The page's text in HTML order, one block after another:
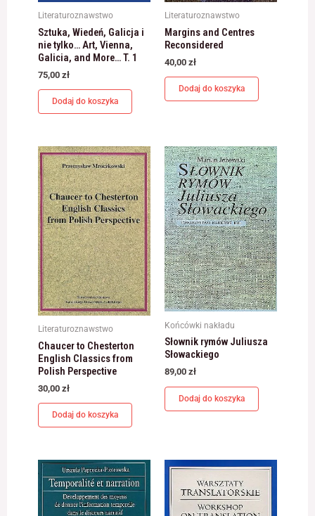
Literaturoznawstwo
Sztuka, Wiedeń, Galicja i
nie tylko… Art, Vienna,
Galicia, and More… T. 1
75,00 zł
Dodaj do koszyka
Literaturoznawstwo
Margins and Centres
Reconsidered
40,00 zł
Dodaj do koszyka
Literaturoznawstwo
Chaucer to Chesterton
English Classics from
Polish Perspective
30,00 zł
Dodaj do koszyka
Końcówki nakładu
Słownik rymów Juliusza
Słowackiego
89,00 zł
Dodaj do koszyka